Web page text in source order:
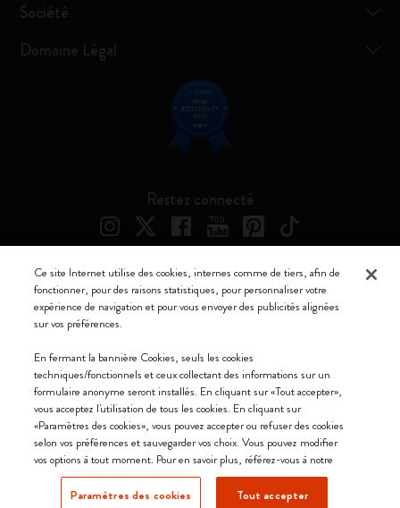
Société
Domaine Légal
Restez connecté
Suisse (français)
Nous acceptons
Moleskine ® est une marque enregistrée de Moleskine Srl a socio unico
Moleskine srl a socio unico - Via Bergognone, 34 – 20144 Milano -
Soc. €2.181.513,42
Ce site Internet utilise des cookies, internes comme de tiers, afin de
fonctionner, pour des raisons statistiques, pour personnaliser votre
expérience de navigation et pour vous envoyer des publicités alignées
sur vos préférences.
En fermant la bannière Cookies, seuls les cookies
techniques/fonctionnels et ceux collectant des informations sur un
formulaire anonyme seront installés. En cliquant sur «Tout accepter»,
vous acceptez l'utilisation de tous les cookies. En cliquant sur
«Paramètres des cookies», vous pouvez accepter ou refuser des cookies
selon vos préférences et sauvegarder vos choix. Vous pouvez modifier
vos options à tout moment. Pour en savoir plus, référez-vous à notre
Paramètres des cookies Tout accepter